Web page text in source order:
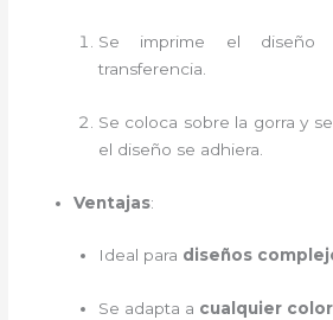
Se imprime el
transferencia.
Se coloca sobre la gorra y
el diseño se adhiera.
Ventajas:
Ideal para diseños
Se adapta a cualquier color